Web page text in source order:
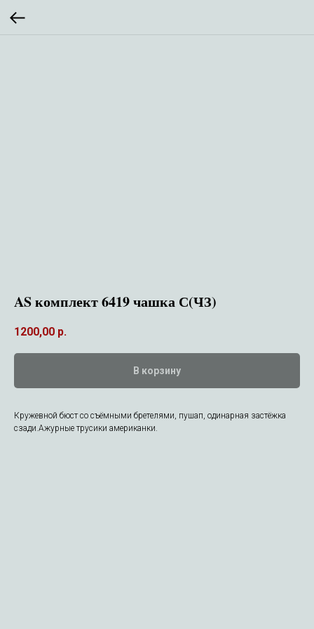
AS комплект 6419 чашка С(ЧЗ)
1200,00 р.
В корзину
Кружевной бюст со съёмными бретелями, пушап, одинарная застёжка
сзади.Ажурные трусики американки.